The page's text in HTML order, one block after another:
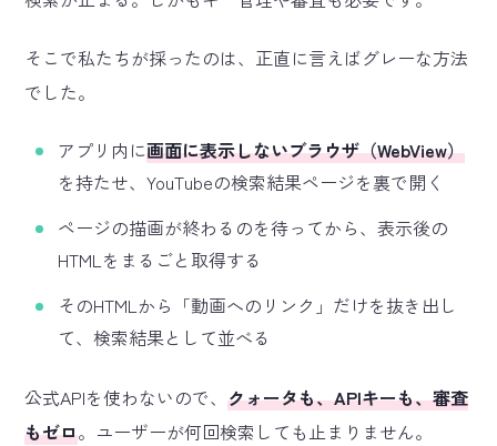
そこで私たちが採ったのは、正直に言えばグレーな方法
でした。
アプリ内に画面に表示しないブラウザ（WebView）
を持たせ、YouTubeの検索結果ページを裏で開く
ページの描画が終わるのを待ってから、表示後の
HTMLをまるごと取得する
そのHTMLから「動画へのリンク」だけを抜き出し
て、検索結果として並べる
公式APIを使わないので、 クォータも、APIキーも、審査
もゼロ。ユーザーが何回検索しても止まりません。